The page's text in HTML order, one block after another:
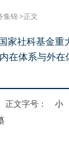
集锦>正文
家社科基金重
在体系与外在
正文字号： 小